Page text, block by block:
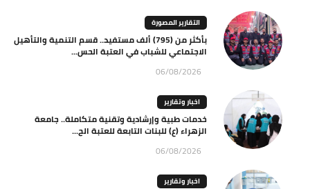
التقارير المصورة
بأكثر من (795) ألف مستفيد.. قسم التنمية والتأهيل
الاجتماعي للشباب في العتبة الحس...
06/08/2026
اخبار وتقارير
خدمات طبية وإرشادية وتقنية متكاملة.. جامعة
الزهراء (ع) للبنات التابعة للعتبة الح...
06/08/2026
اخبار وتقارير